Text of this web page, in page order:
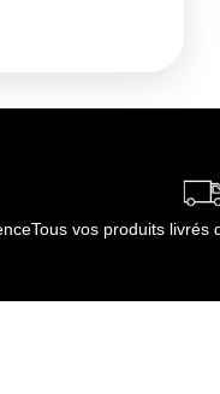
Tous vos produits livrés